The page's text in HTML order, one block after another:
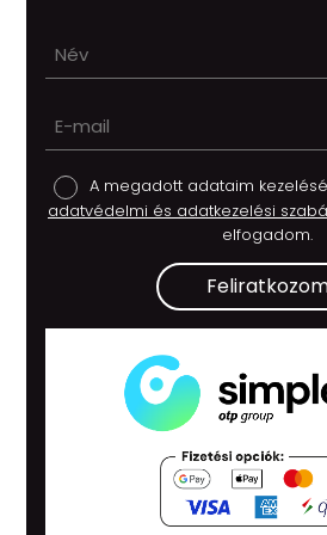
A megadott adataim
adatvédelmi és adatkezelési
elfogadom.